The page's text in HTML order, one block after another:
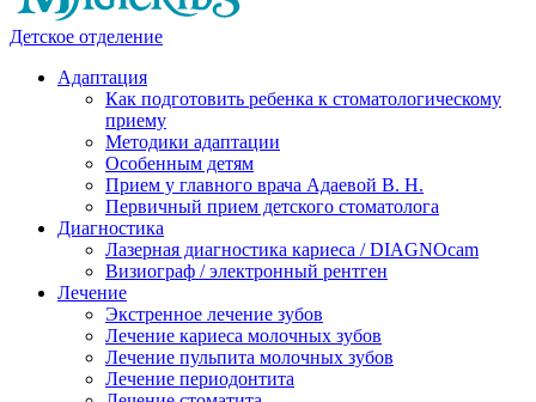
Детское отделение
Адаптация
Как подготовить ребенка к стоматологическому
приему
Методики адаптации
Особенным детям
Прием у главного врача Адаевой В. Н.
Первичный прием детского стоматолога
Диагностика
Лазерная диагностика кариеса / DIAGNOcam
Визиограф / электронный рентген
Лечение
Экстренное лечение зубов
Лечение кариеса молочных зубов
Лечение пульпита молочных зубов
Лечение периодонтита